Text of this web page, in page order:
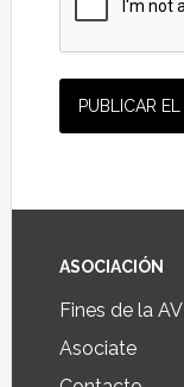
ASOCIACIÓN
Fines de la AV
Asociate